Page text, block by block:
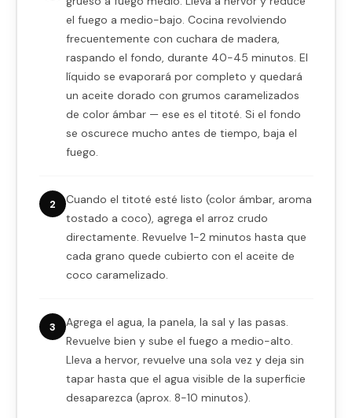
el fuego a medio-bajo. Cocina revolviendo
frecuentemente con cuchara de madera,
raspando el fondo, durante 40-45 minutos. El
líquido se evaporará por completo y quedará
un aceite dorado con grumos caramelizados
de color ámbar — ese es el titoté. Si el fondo
se oscurece mucho antes de tiempo, baja el
fuego.
2
Cuando el titoté esté listo (color ámbar, aroma
tostado a coco), agrega el arroz crudo
directamente. Revuelve 1-2 minutos hasta que
cada grano quede cubierto con el aceite de
coco caramelizado.
3
Agrega el agua, la panela, la sal y las pasas.
Revuelve bien y sube el fuego a medio-alto.
Lleva a hervor, revuelve una sola vez y deja sin
tapar hasta que el agua visible de la superficie
desaparezca (aprox. 8-10 minutos).